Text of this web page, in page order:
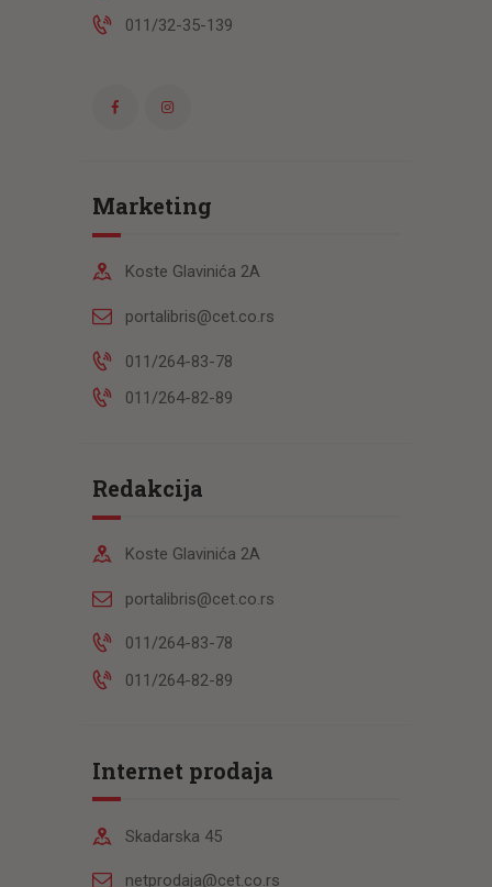
011/32-35-139
Marketing
Koste Glavinića 2A
portalibris@cet.co.rs
011/264-83-78
011/264-82-89
Redakcija
Koste Glavinića 2A
portalibris@cet.co.rs
011/264-83-78
011/264-82-89
Internet prodaja
Skadarska 45
netprodaja@cet.co.rs